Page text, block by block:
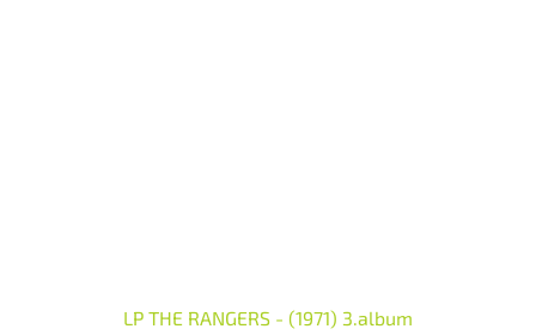
LP THE RANGERS - (1971) 3.album